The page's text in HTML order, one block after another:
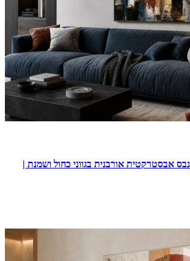
אבסטרקטית אורבנית בגווני כחול ושמנת |